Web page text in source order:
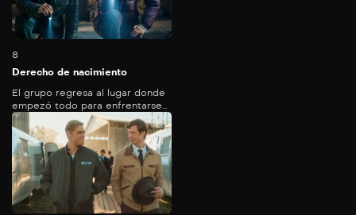
8
Derecho de nacimiento
El grupo regresa al lugar donde
empezó todo para enfrentarse...